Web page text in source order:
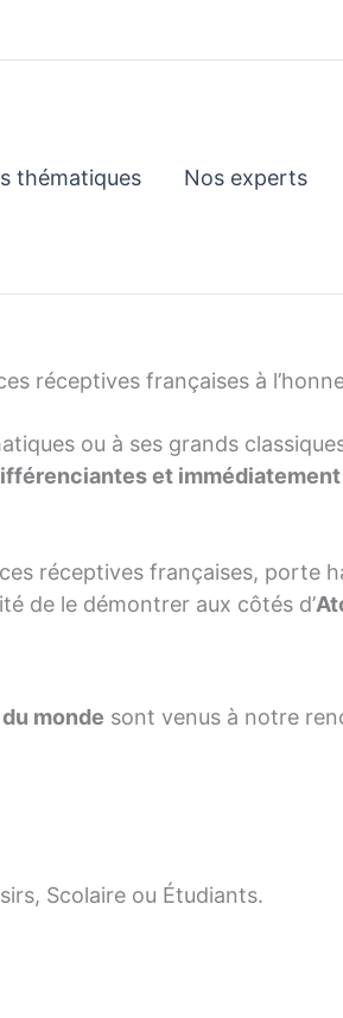
thématiques Nos experts
réceptives françaises à
ou à ses grands
et
réceptives françaises, porte
de le démontrer aux côtés d’
monde sont venus à notre
Scolaire ou Étudiants.